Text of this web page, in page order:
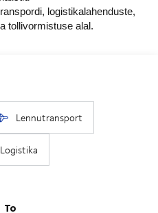
logistikalahenduste,
tollivormistuse alal.